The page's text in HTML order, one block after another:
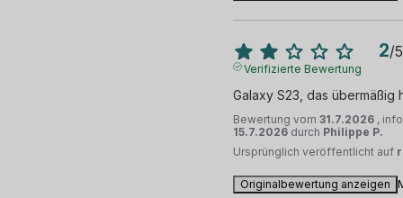
2/5
Verifizierte Bewertung
Galaxy S23, das übermäßig
Bewertung vom 31.7.2026 ,
15.7.2026 durch Philippe P.
Ursprünglich veröffentlicht auf
Originalbewertung anzeigen